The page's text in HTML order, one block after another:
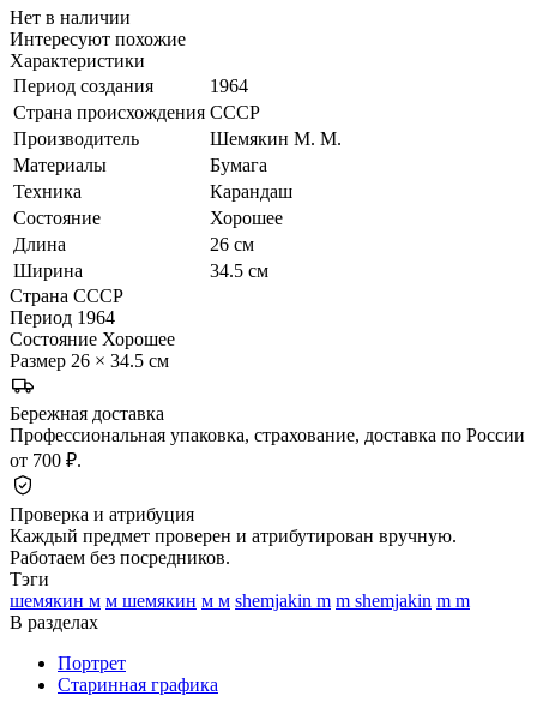
Нет в наличии
Интересуют похожие
Характеристики
Период создания
1964
Страна происхождения СССР
Производитель
Шемякин М. М.
Материалы
Бумага
Техника
Карандаш
Состояние
Хорошее
Длина
26 см
Ширина
34.5 см
Страна СССР
Период 1964
Состояние Хорошее
Размер 26 × 34.5 см
Бережная доставка
Профессиональная упаковка, страхование, доставка по России
от 700 ₽.
Проверка и атрибуция
Каждый предмет проверен и атрибутирован вручную.
Работаем без посредников.
Тэги
шемякин м м шемякин м м shemjakin m m shemjakin m m
В разделах
Портрет
Старинная графика